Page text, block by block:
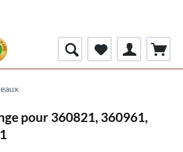
pour 360821, 360961,